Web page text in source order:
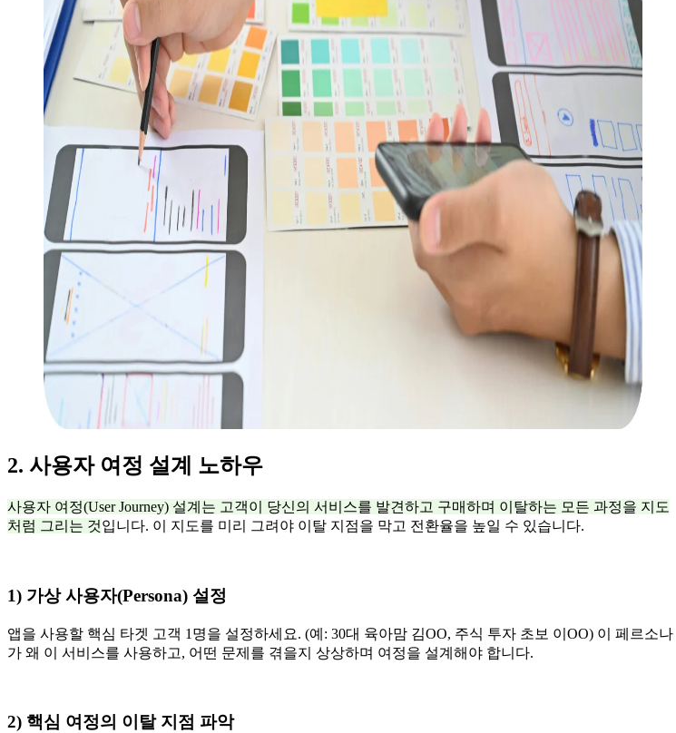
2. 사용자 여정 설계 노하우
사용자 여정(User Journey) 설계는 고객이 당신의 서비스를 발견하고 구매하며 이탈하는 모든 과정을 지도
처럼 그리는 것입니다. 이 지도를 미리 그려야 이탈 지점을 막고 전환율을 높일 수 있습니다.
1) 가상 사용자(Persona) 설정
앱을 사용할 핵심 타겟 고객 1명을 설정하세요. (예: 30대 육아맘 김OO, 주식 투자 초보 이OO) 이 페르소나
가 왜 이 서비스를 사용하고, 어떤 문제를 겪을지 상상하며 여정을 설계해야 합니다.
2) 핵심 여정의 이탈 지점 파악